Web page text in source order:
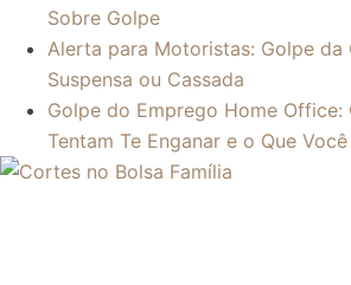
Sobre Golpe
Alerta para Motoristas: Golpe da
Suspensa ou Cassada
Golpe do Emprego Home Office:
Tentam Te Enganar e o Que